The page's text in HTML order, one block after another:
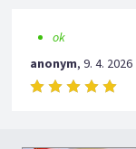
ok
anonym,9. 4. 2026